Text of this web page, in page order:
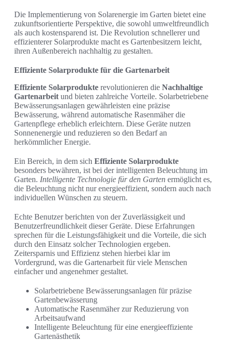
Die Implementierung von Solarenergie im Garten bietet eine
zukunftsorientierte Perspektive, die sowohl umweltfreundlich
als auch kostensparend ist. Die Revolution schnellerer und
effizienterer Solarprodukte macht es Gartenbesitzern leicht,
ihren Außenbereich nachhaltig zu gestalten.
Effiziente Solarprodukte für die Gartenarbeit
Effiziente Solarprodukte revolutionieren die Nachhaltige
Gartenarbeit und bieten zahlreiche Vorteile. Solarbetriebene
Bewässerungsanlagen gewährleisten eine präzise
Bewässerung, während automatische Rasenmäher die
Gartenpflege erheblich erleichtern. Diese Geräte nutzen
Sonnenenergie und reduzieren so den Bedarf an
herkömmlicher Energie.
Ein Bereich, in dem sich Effiziente Solarprodukte
besonders bewähren, ist bei der intelligenten Beleuchtung im
Garten. Intelligente Technologie für den Garten ermöglicht es,
die Beleuchtung nicht nur energieeffizient, sondern auch nach
individuellen Wünschen zu steuern.
Echte Benutzer berichten von der Zuverlässigkeit und
Benutzerfreundlichkeit dieser Geräte. Diese Erfahrungen
sprechen für die Leistungsfähigkeit und die Vorteile, die sich
durch den Einsatz solcher Technologien ergeben.
Zeitersparnis und Effizienz stehen hierbei klar im
Vordergrund, was die Gartenarbeit für viele Menschen
einfacher und angenehmer gestaltet.
Solarbetriebene Bewässerungsanlagen für präzise
Gartenbewässerung
Automatische Rasenmäher zur Reduzierung von
Arbeitsaufwand
Intelligente Beleuchtung für eine energieeffiziente
Gartenästhetik